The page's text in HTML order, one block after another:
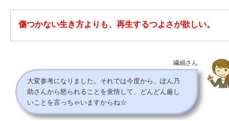
傷つかない生き方よりも、再生するつよさが欲しい。
繊細さん
大変参考になりました。それでは今度から、ぽん乃
助さんから怒られることを覚悟して、どんどん厳し
いことを言っちゃいますからね☆